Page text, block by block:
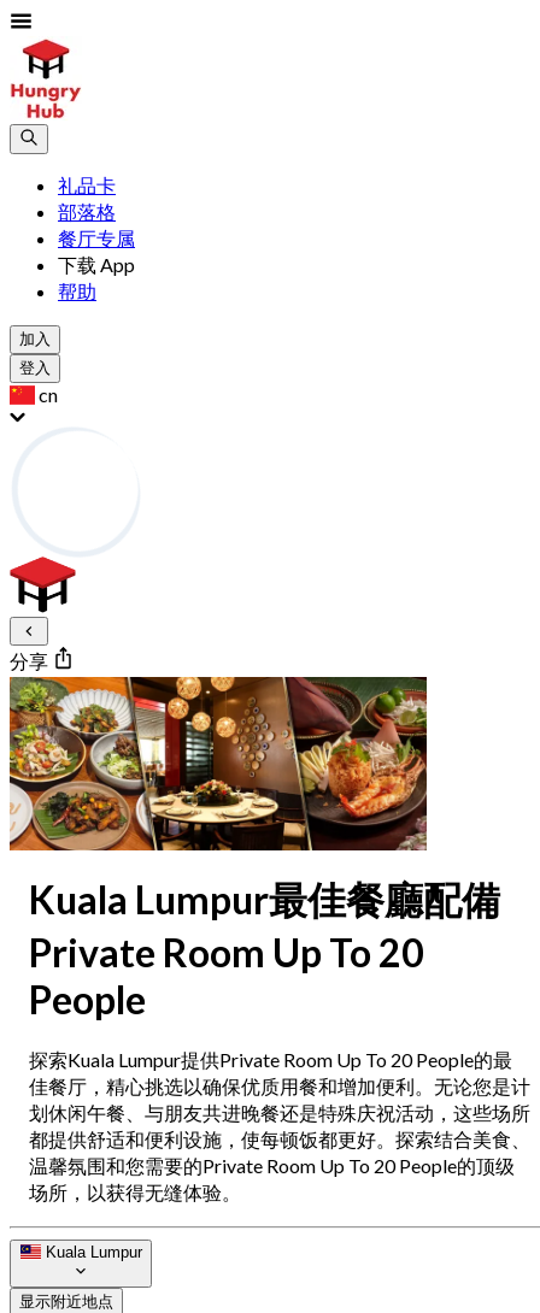
礼品卡
部落格
餐厅专属
下载 App
帮助
加入
登入
cn
分享
Kuala Lumpur最佳餐廳配備
Private Room Up To 20
People
探索Kuala Lumpur提供Private Room Up To 20 People的最
佳餐厅，精心挑选以确保优质用餐和增加便利。无论您是计
划休闲午餐、与朋友共进晚餐还是特殊庆祝活动，这些场所
都提供舒适和便利设施，使每顿饭都更好。探索结合美食、
温馨氛围和您需要的Private Room Up To 20 People的顶级
场所，以获得无缝体验。
Kuala Lumpur
显示附近地点